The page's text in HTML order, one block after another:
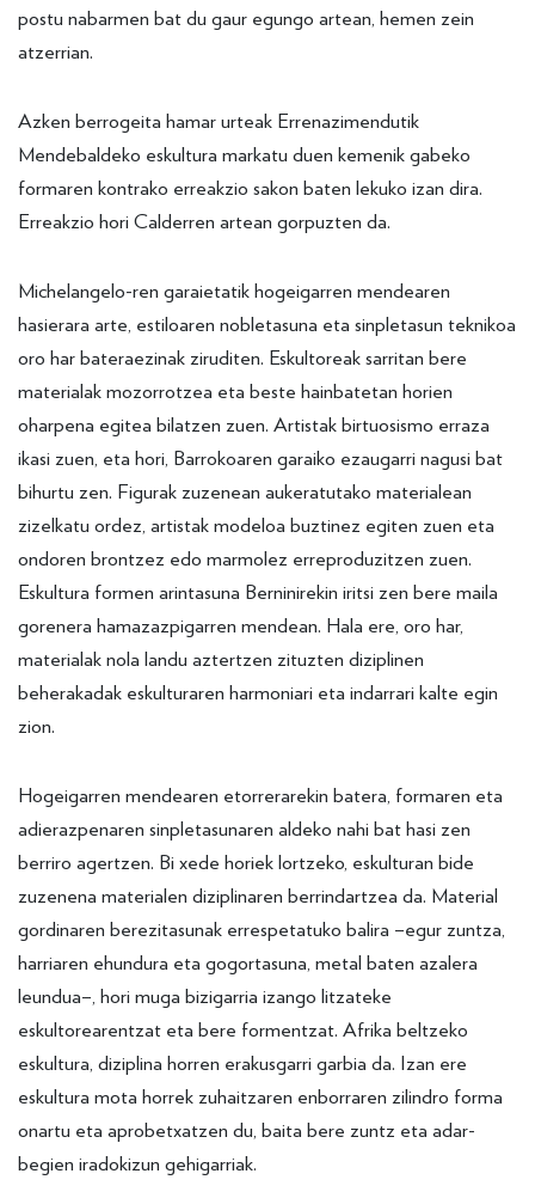
postu nabarmen bat du gaur egungo artean, hemen zein
atzerrian.
Azken berrogeita hamar urteak Errenazimendutik
Mendebaldeko eskultura markatu duen kemenik gabeko
formaren kontrako erreakzio sakon baten lekuko izan dira.
Erreakzio hori Calderren artean gorpuzten da.
Michelangelo-ren garaietatik hogeigarren mendearen
hasierara arte, estiloaren nobletasuna eta sinpletasun teknikoa
oro har bateraezinak ziruditen. Eskultoreak sarritan bere
materialak mozorrotzea eta beste hainbatetan horien
oharpena egitea bilatzen zuen. Artistak birtuosismo erraza
ikasi zuen, eta hori, Barrokoaren garaiko ezaugarri nagusi bat
bihurtu zen. Figurak zuzenean aukeratutako materialean
zizelkatu ordez, artistak modeloa buztinez egiten zuen eta
ondoren brontzez edo marmolez erreproduzitzen zuen.
Eskultura formen arintasuna Berninirekin iritsi zen bere maila
gorenera hamazazpigarren mendean. Hala ere, oro har,
materialak nola landu aztertzen zituzten diziplinen
beherakadak eskulturaren harmoniari eta indarrari kalte egin
zion.
Hogeigarren mendearen etorrerarekin batera, formaren eta
adierazpenaren sinpletasunaren aldeko nahi bat hasi zen
berriro agertzen. Bi xede horiek lortzeko, eskulturan bide
zuzenena materialen diziplinaren berrindartzea da. Material
gordinaren berezitasunak errespetatuko balira –egur zuntza,
harriaren ehundura eta gogortasuna, metal baten azalera
leundua–, hori muga bizigarria izango litzateke
eskultorearentzat eta bere formentzat. Afrika beltzeko
eskultura, diziplina horren erakusgarri garbia da. Izan ere
eskultura mota horrek zuhaitzaren enborraren zilindro forma
onartu eta aprobetxatzen du, baita bere zuntz eta adar-
begien iradokizun gehigarriak.